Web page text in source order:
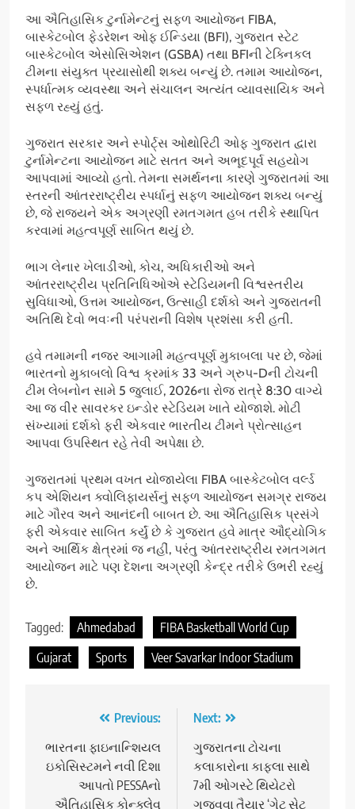
આ ઐતિહાસિક ટુર્નામેન્ટનું સફળ આયોજન FIBA,
બાસ્કેટબોલ ફેડરેશન ઓફ ઈન્ડિયા (BFI), ગુજરાત સ્ટેટ
બાસ્કેટબોલ એસોસિએશન (GSBA) તથા BFIની ટેક્નિકલ
ટીમના સંયુક્ત પ્રયાસોથી શક્ય બન્યું છે. તમામ આયોજન,
સ્પર્ધાત્મક વ્યવસ્થા અને સંચાલન અત્યંત વ્યાવસાયિક અને
સફળ રહ્યું હતું.
ગુજરાત સરકાર અને સ્પોર્ટ્સ ઓથોરિટી ઓફ ગુજરાત દ્વારા
ટુર્નામેન્ટના આયોજન માટે સતત અને અભૂદપૂર્વ સહયોગ
આપવામાં આવ્યો હતો. તેમના સમર્થનના કારણે ગુજરાતમાં આ
સ્તરની આંતરરાષ્ટ્રીય સ્પર્ધાનું સફળ આયોજન શક્ય બન્યું
છે, જે રાજ્યને એક અગ્રણી રમતગમત હબ તરીકે સ્થાપિત
કરવામાં મહત્વપૂર્ણ સાબિત થયું છે.
ભાગ લેનાર ખેલાડીઓ, કોચ, અધિકારીઓ અને
આંતરરાષ્ટ્રીય પ્રતિનિધિઓએ સ્ટેડિયમની વિશ્વસ્તરીય
સુવિધાઓ, ઉત્તમ આયોજન, ઉત્સાહી દર્શકો અને ગુજરાતની
અતિથિ દેવો ભવઃની પરંપરાની વિશેષ પ્રશંસા કરી હતી.
હવે તમામની નજર આગામી મહત્વપૂર્ણ મુકાબલા પર છે, જેમાં
ભારતનો મુકાબલો વિશ્વ ક્રમાંક 33 અને ગ્રુપ-Dની ટોચની
ટીમ લેબનોન સામે 5 જુલાઈ, 2026ના રોજ રાત્રે 8:30 વાગ્યે
આ જ વીર સાવરકર ઇન્ડોર સ્ટેડિયમ ખાતે યોજાશે. મોટી
સંખ્યામાં દર્શકો ફરી એકવાર ભારતીય ટીમને પ્રોત્સાહન
આપવા ઉપસ્થિત રહે તેવી અપેક્ષા છે.
ગુજરાતમાં પ્રથમ વખત યોજાયેલા FIBA બાસ્કેટબોલ વર્લ્ડ
કપ એશિયન ક્વોલિફાયર્સનું સફળ આયોજન સમગ્ર રાજ્ય
માટે ગૌરવ અને આનંદની બાબત છે. આ ઐતિહાસિક પ્રસંગે
ફરી એકવાર સાબિત કર્યું છે કે ગુજરાત હવે માત્ર ઔદ્યોગિક
અને આર્થિક ક્ષેત્રમાં જ નહીં, પરંતુ આંતરરાષ્ટ્રીય રમતગમત
આયોજન માટે પણ દેશના અગ્રણી કેન્દ્ર તરીકે ઉભરી રહ્યું
છે.
Tagged: Ahmedabad
FIBA Basketball World Cup
Gujarat
Sports Veer Savarkar Indoor Stadium
navigation
Previous:
ભારતના ફાઇનાન્શિયલ
ઇકોસિસ્ટમને નવી દિશા
આપતો PESSAનો
ઐતિહાસિક કોન્ક્લેવ
Next:
ગુજરાતના ટોચના
કલાકારોના કાફલા સાથે
7મી ઓગસ્ટે થિયેટરો
ગજવવા તૈયાર ‘ગેટ સેટ